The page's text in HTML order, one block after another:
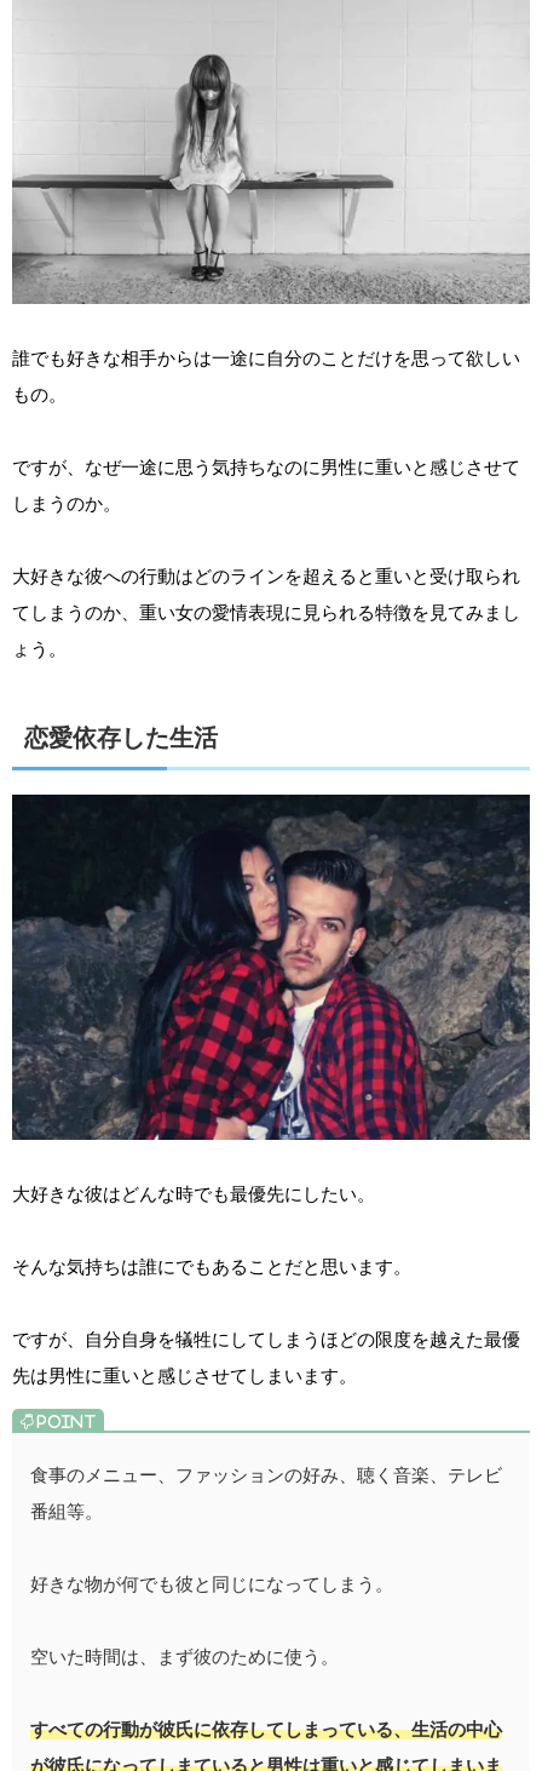
誰でも好きな相手からは一途に自分のことだけを思って欲しい
もの。
ですが、なぜ一途に思う気持ちなのに男性に重いと感じさせて
しまうのか。
大好きな彼への行動はどのラインを超えると重いと受け取られ
てしまうのか、重い女の愛情表現に見られる特徴を見てみまし
ょう。
恋愛依存した生活
大好きな彼はどんな時でも最優先にしたい。
そんな気持ちは誰にでもあることだと思います。
ですが、自分自身を犠牲にしてしまうほどの限度を越えた最優
先は男性に重いと感じさせてしまいます。
食事のメニュー、ファッションの好み、聴く音楽、テレビ
番組等。
好きな物が何でも彼と同じになってしまう。
空いた時間は、まず彼のために使う。
すべての行動が彼氏に依存してしまっている、生活の中心
が彼氏になってしまていると男性は重いと感じてしまいま